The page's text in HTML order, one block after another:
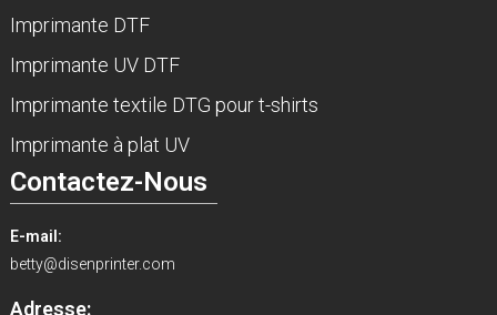
Imprimante DTF
Imprimante UV DTF
Imprimante textile DTG pour t-shirts
Imprimante à plat UV
Contactez-Nous
E-mail:
betty@disenprinter.com
Adresse: